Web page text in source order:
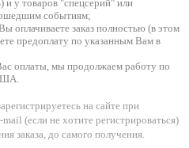
и у товаров "спецсерий" или
событиям;
оплачиваете заказ полностью (в этом
предоплату по указанным Вам в
оплаты, мы продолжаем работу по
на сайте при
(если не хотите регистрироваться)
заказа, до самого получения.